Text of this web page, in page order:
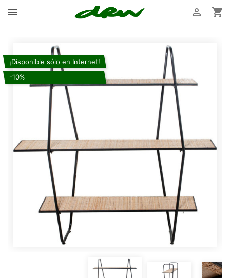
 

¡Disponible sólo en Internet!
-10%